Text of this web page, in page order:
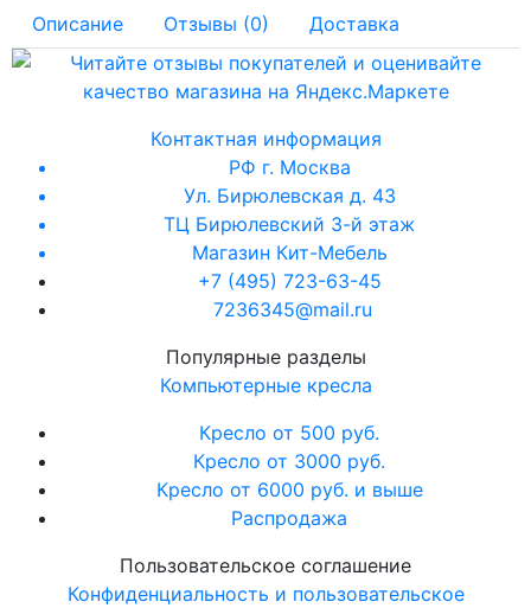
Описание Отзывы (0) Доставка
Контактная информация
РФ г. Москва
Ул. Бирюлевская д. 43
ТЦ Бирюлевский 3-й этаж
Магазин Кит-Мебель
+7 (495) 723-63-45
7236345@mail.ru
Популярные разделы
Компьютерные кресла
Кресло от 500 руб.
Кресло от 3000 руб.
Кресло от 6000 руб. и выше
Распродажа
Пользовательское соглашение
Конфиденциальность и пользовательское